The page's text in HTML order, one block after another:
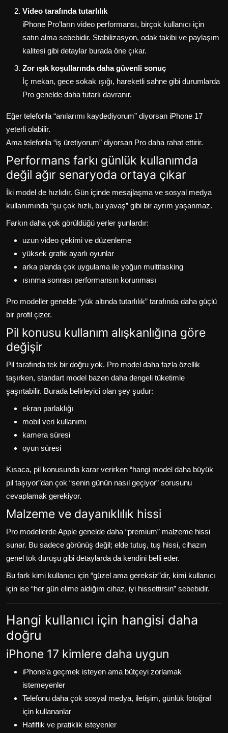
Video tarafında tutarlılık
iPhone Pro’ların video performansı, birçok kullanıcı için
satın alma sebebidir. Stabilizasyon, odak takibi ve paylaşım
kalitesi gibi detaylar burada öne çıkar.
Zor ışık koşullarında daha güvenli sonuç
İç mekan, gece sokak ışığı, hareketli sahne gibi durumlarda
Pro genelde daha tutarlı davranır.
Eğer telefonla “anılarımı kaydediyorum” diyorsan iPhone 17
yeterli olabilir.
Ama telefonla “iş üretiyorum” diyorsan Pro daha rahat ettirir.
Performans farkı günlük kullanımda
değil ağır senaryoda ortaya çıkar
İki model de hızlıdır. Gün içinde mesajlaşma ve sosyal medya
kullanımında “şu çok hızlı, bu yavaş” gibi bir ayrım yaşanmaz.
Farkın daha çok görüldüğü yerler şunlardır:
uzun video çekimi ve düzenleme
yüksek grafik ayarlı oyunlar
arka planda çok uygulama ile yoğun multitasking
ısınma sonrası performansın korunması
Pro modeller genelde “yük altında tutarlılık” tarafında daha güçlü
bir profil çizer.
Pil konusu kullanım alışkanlığına göre
değişir
Pil tarafında tek bir doğru yok. Pro model daha fazla özellik
taşırken, standart model bazen daha dengeli tüketimle
şaşırtabilir. Burada belirleyici olan şey şudur:
ekran parlaklığı
mobil veri kullanımı
kamera süresi
oyun süresi
Kısaca, pil konusunda karar verirken “hangi model daha büyük
pil taşıyor”dan çok “senin günün nasıl geçiyor” sorusunu
cevaplamak gerekiyor.
Malzeme ve dayanıklılık hissi
Pro modellerde Apple genelde daha “premium” malzeme hissi
sunar. Bu sadece görünüş değil; elde tutuş, tuş hissi, cihazın
genel tok duruşu gibi detaylarda da kendini belli eder.
Bu fark kimi kullanıcı için “güzel ama gereksiz”dir, kimi kullanıcı
için ise “her gün elime aldığım cihaz, iyi hissettirsin” sebebidir.
Hangi kullanıcı için hangisi daha
doğru
iPhone 17 kimlere daha uygun
iPhone’a geçmek isteyen ama bütçeyi zorlamak
istemeyenler
Telefonu daha çok sosyal medya, iletişim, günlük fotoğraf
için kullananlar
Hafiflik ve pratiklik isteyenler